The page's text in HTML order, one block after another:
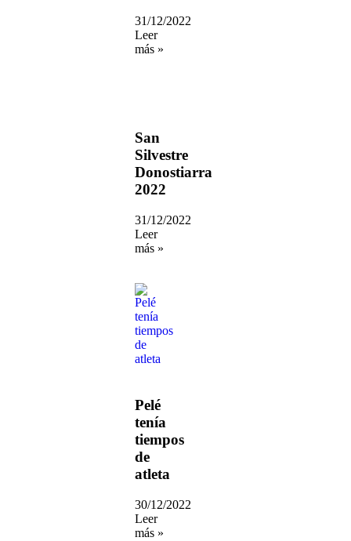
31/12/2022
Leer
más »
San
Silvestre
Donostiarra
2022
31/12/2022
Leer
más »
Pelé
tenía
tiempos
de
atleta
30/12/2022
Leer
más »